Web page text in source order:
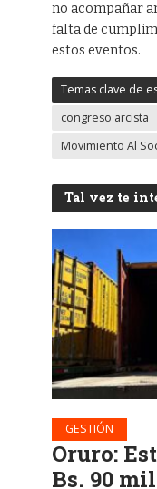
no acompañar
falta de
estos eventos.
Temas clave de
congreso arcista
Movimiento Al
Tal vez te
GESTIÓN
Oruro:
Bs. 90